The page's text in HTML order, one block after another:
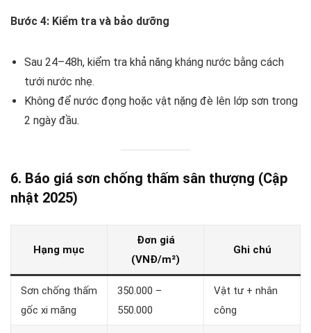
Bước 4: Kiểm tra và bảo dưỡng
Sau 24–48h, kiểm tra khả năng kháng nước bằng cách
tưới nước nhẹ.
Không để nước đọng hoặc vật nặng đè lên lớp sơn trong
2 ngày đầu.
6. Báo giá sơn chống thấm sân thượng (Cập
nhật 2025)
Hạng mục
Đơn giá
(VNĐ/m²)
Ghi chú
Sơn chống thấm
gốc xi măng
350.000 –
550.000
Vật tư + nhân
công